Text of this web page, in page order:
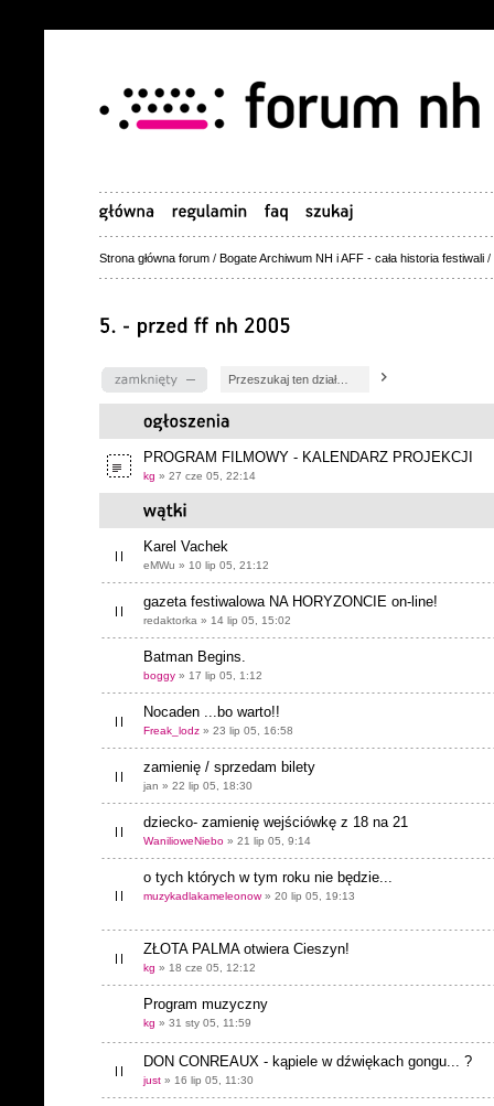
Strona główna forum / Bogate Archiwum NH i AFF - cała historia festiwali /
Dział zablokowany
PROGRAM FILMOWY - KALENDARZ PROJEKCJI
kg » 27 cze 05, 22:14
Karel Vachek
eMWu » 10 lip 05, 21:12
gazeta festiwalowa NA HORYZONCIE on-line!
redaktorka » 14 lip 05, 15:02
Batman Begins.
boggy » 17 lip 05, 1:12
Nocaden ...bo warto!!
Freak_lodz » 23 lip 05, 16:58
zamienię / sprzedam bilety
jan » 22 lip 05, 18:30
dziecko- zamienię wejściówkę z 18 na 21
WanilioweNiebo » 21 lip 05, 9:14
o tych których w tym roku nie będzie...
muzykadlakameleonow» 20 lip 05, 19:13
ZŁOTA PALMA otwiera Cieszyn!
kg » 18 cze 05, 12:12
Program muzyczny
kg » 31 sty 05, 11:59
DON CONREAUX - kąpiele w dźwiękach gongu... ?
just » 16 lip 05, 11:30